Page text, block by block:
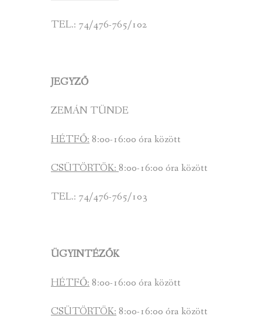
TEL.: 74/476-765/102
JEGYZŐ
ZEMÁN TÜNDE
HÉTFŐ:8:00-16:00 óra között
CSÜTÖRTÖK:8:00-16:00 óra között
TEL.: 74/476-765/103
ÜGYINTÉZŐK
HÉTFŐ:8:00-16:00 óra között
CSÜTÖRTÖK:8:00-16:00 óra között